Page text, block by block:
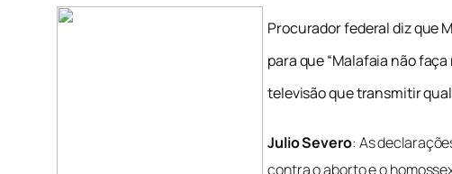
Procurador federal diz que
para que “Malafaia não
televisão que transmitir
Julio Severo: As
contra o aborto e o